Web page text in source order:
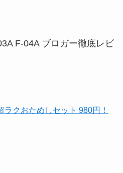
F-04A ブロガー徹底レビ
クおためしセット 980円！